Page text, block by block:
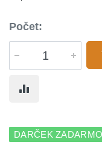
Počet:
DARČEK ZADARMO